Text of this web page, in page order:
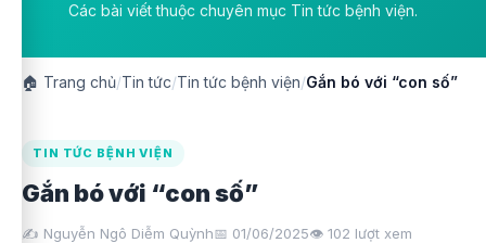
Các bài viết thuộc chuyên mục Tin tức bệnh viện.
🏠 Trang chủ/Tin tức/Tin tức bệnh viện/Gắn bó với “con số”
TIN TỨC BỆNH VIỆN
Gắn bó với “con số”
✍️ Nguyễn Ngô Diễm Quỳnh📅 01/06/2025👁️ 102 lượt xem